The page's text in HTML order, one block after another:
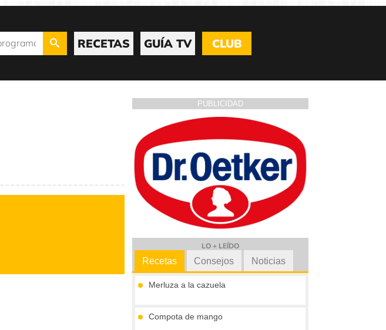
RECETAS GUÍA TV CLUB
PUBLICIDAD
LO + LEÍDO
Recetas
Merluza a la cazuela
Compota de mango
Consejos Noticias